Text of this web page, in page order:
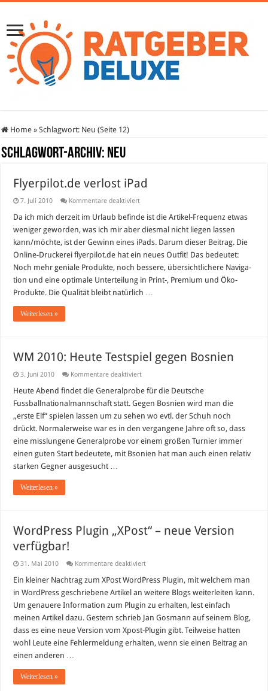
Home » Schlagwort: Neu (Seite 12)
Schlagwort-Archiv: Neu
Flyerpilot.de verlost iPad
7. Juli 2010 Kommentare deaktiviertfür
verlost
Da ich mich derzeit im Urlaub befinde ist die Artikel-Frequenz etwas
weniger geworden, was ich mir aber diesmal nicht liegen lassen
kann/möchte, ist der Gewinn eines iPads. Darum dieser Beitrag. Die
Online-Druckerei flyerpilot.de hat ein neues Out­fit! Das bedeu­tet:
Noch mehr geniale Pro­dukte, noch bes­sere, über­sicht­li­chere Navi­ga­
tion und eine opti­male Unter­tei­lung in Print-, Pre­mium und Öko-
Produkte. Die Qua­li­tät bleibt natür­lich …
Weiterlesen »
WM 2010: Heute Testspiel gegen Bosnien
3. Juni 2010 Kommentare deaktiviertfür
2010:
Testspiel
gegen
Bosnien
Heute Abend findet die Generalprobe für die Deutsche
Fussballnationalmannschaft statt. Gegen Bosnien wird man die
„erste Elf“ spielen lassen um zu sehen wo evtl. der Schuh noch
drückt. Normalerweise war es in den vergangene Jahre oft so, dass
eine misslungene Generalprobe vor einem großen Turnier immer
einen guten Start bedeutete, mit Bsonien hat man auch einen relativ
starken Gegner ausgesucht …
Weiterlesen »
WordPress Plugin „XPost“ – neue Version
verfügbar!
31. Mai 2010 Kommentare deaktiviertfür
Plugin
–
neue
Version
verfügbar!
Ein kleiner Nachtrag zum XPost WordPress Plugin, mit welchem man
in WordPress geschriebene Artikel an weitere Blogs weiterleiten kann.
Um genauere Information zum Plugin zu erhalten, lest einfach
meinen Artikel dazu. Gestern schrieb Jan Gosmann auf seinem Blog,
dass es eine neue Version vom Xpost-Plugin gibt. Teilweise hatten
wohl Leute eine Fehlermeldung erhalten, wenn sie einen Beitrag an
einen anderen …
Weiterlesen »